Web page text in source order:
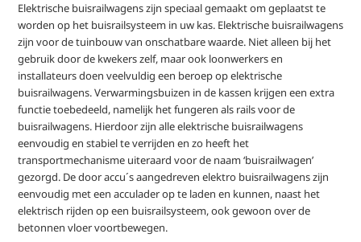
Elektrische buisrailwagens zijn speciaal gemaakt om geplaatst te
worden op het buisrailsysteem in uw kas. Elektrische buisrailwagens
zijn voor de tuinbouw van onschatbare waarde. Niet alleen bij het
gebruik door de kwekers zelf, maar ook loonwerkers en
installateurs doen veelvuldig een beroep op elektrische
buisrailwagens. Verwarmingsbuizen in de kassen krijgen een extra
functie toebedeeld, namelijk het fungeren als rails voor de
buisrailwagens. Hierdoor zijn alle elektrische buisrailwagens
eenvoudig en stabiel te verrijden en zo heeft het
transportmechanisme uiteraard voor de naam ‘buisrailwagen’
gezorgd. De door accu´s aangedreven elektro buisrailwagens zijn
eenvoudig met een acculader op te laden en kunnen, naast het
elektrisch rijden op een buisrailsysteem, ook gewoon over de
betonnen vloer voortbewegen.